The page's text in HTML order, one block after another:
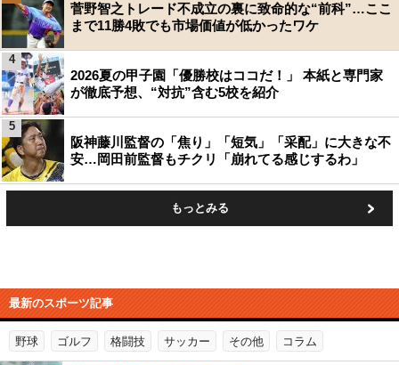
菅野智之トレード不成立の裏に致命的な“前科”…ここ
まで11勝4敗でも市場価値が低かったワケ
2026夏の甲子園「優勝校はココだ！」 本紙と専門家
が徹底予想、“対抗”含む5校を紹介
4
阪神藤川監督の「焦り」「短気」「采配」に大きな不
安…岡田前監督もチクリ「崩れてる感じするわ」
5
もっとみる
最新のスポーツ記事
野球 ゴルフ 格闘技 サッカー その他 コラム